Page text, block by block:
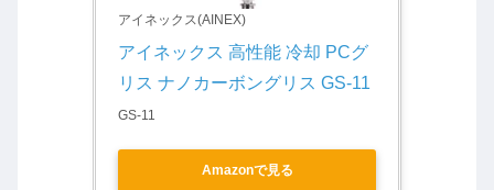
アイネックス(AINEX)
アイネックス 高性能 冷却 PCグ
リス ナノカーボングリス GS-11
GS-11
Amazonで見る